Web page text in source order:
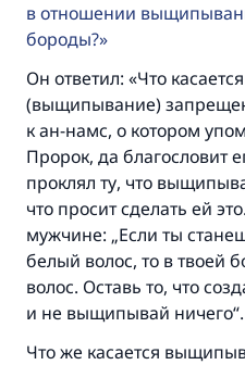
в отношении
бороды?
Он ответил: «Что
(выщипывание)
к ан-намс, о котором
Пророк, да благословит
проклял ту, что
что просит сделать ей
мужчине: „Если ты
белый волос, то в твоей
волос. Оставь то, что
и не выщипывай ничего“.
Что же касается